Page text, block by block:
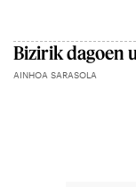
Bizirik dagoen
AINHOA SARASOLA